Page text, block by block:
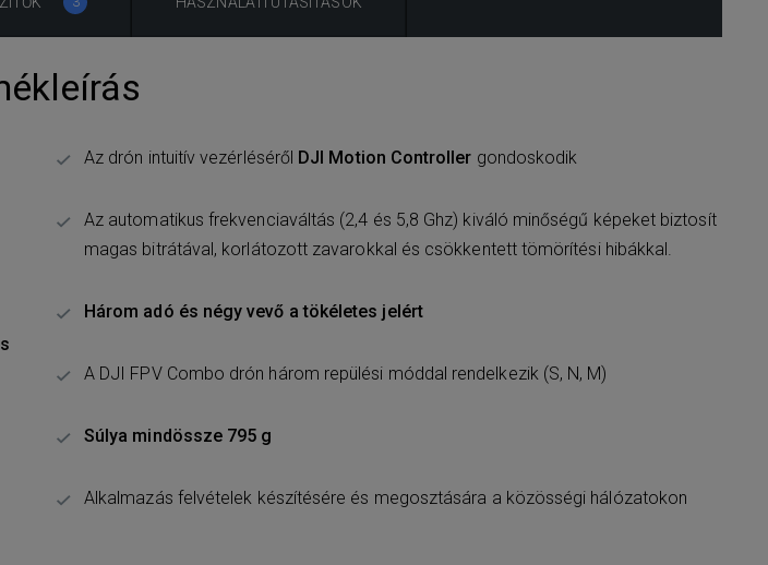
Az drón intuitív vezérléséről DJI Motion Controller gondoskodik
Az automatikus frekvenciaváltás (2,4 és 5,8 Ghz) kiváló minőségű képeket biztosít
magas bitrátával, korlátozott zavarokkal és csökkentett tömörítési hibákkal.
Három adó és négy vevő a tökéletes jelért
A DJI FPV Combo drón három repülési móddal rendelkezik (S, N, M)
Súlya mindössze 795 g
Alkalmazás felvételek készítésére és megosztására a közösségi hálózatokon